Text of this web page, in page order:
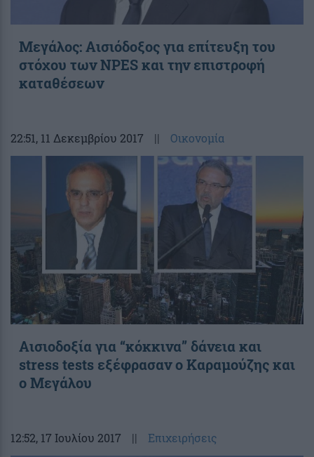
Mεγάλος: Αισιόδοξος για επίτευξη του
στόχου των NPES και την επιστροφή
καταθέσεων
22:51, 11 Δεκεμβρίου 2017 || Οικονομία
Αισιοδοξία για “κόκκινα” δάνεια και
stress tests εξέφρασαν ο Καραμούζης και
ο Μεγάλου
12:52, 17 Ιουλίου 2017 || Επιχειρήσεις